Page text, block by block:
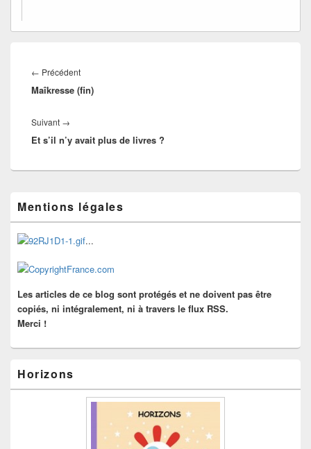
de
l’article
← PrécédentArticle
précédent :
Maîkresse (fin)
Suivant →
suivant :
Et s’il n’y avait plus de livres ?
principale
de
widget
pour
barre
Mentions légales
...
Les articles de ce blog sont protégés et ne doivent pas être
copiés, ni intégralement, ni à travers le flux RSS.
Merci !
Horizons